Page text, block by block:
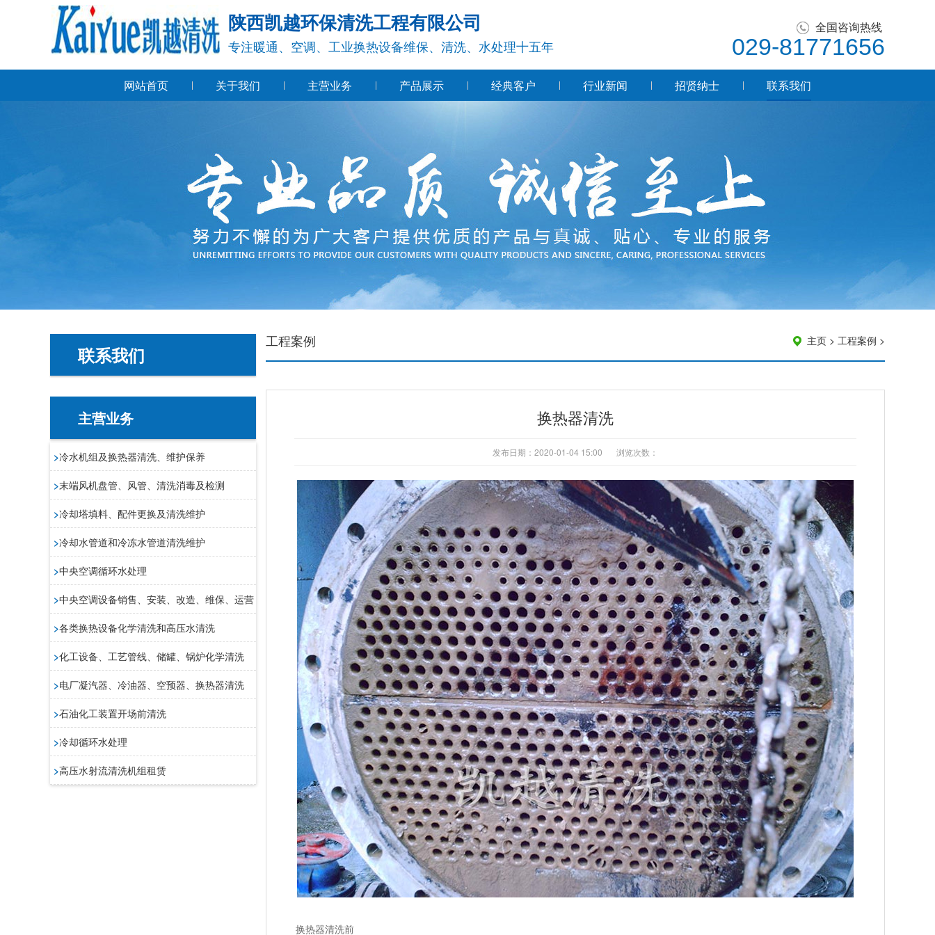
陕西凯越环保清洗工程有限公司
专注暖通、空调、工业换热设备维保、清洗、水处理十五年
全国咨询热线
029-81771656
网站首页 关于我们 主营业务 产品展示 经典客户 行业新闻 招贤纳士 联系我们
联系我们
主营业务
>冷水机组及换热器清洗、维护保养
>末端风机盘管、风管、清洗消毒及检测
>冷却塔填料、配件更换及清洗维护
>冷却水管道和冷冻水管道清洗维护
>中央空调循环水处理
>中央空调设备销售、安装、改造、维保、运营
>各类换热设备化学清洗和高压水清洗
>化工设备、工艺管线、储罐、锅炉化学清洗
>电厂凝汽器、冷油器、空预器、换热器清洗
>石油化工装置开场前清洗
>冷却循环水处理
>高压水射流清洗机组租赁
主页 > 工程案例 >
工程案例
换热器清洗
发布日期：2020-01-04 15:00 浏览次数：
换热器清洗前